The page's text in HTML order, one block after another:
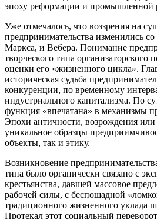
эпоху реформации и промышленной
Уже отмечалось, что воззрения на
предпринимательства изменились
Маркса, и Вебера. Понимание
творческого типа организаторского
оценки его «жизненного цикла».
историческая судьба
конкуренции, по временному
индустриального капитализма. По
функция «впечатана» в механизмы
Эпохи античности, возрождения
уникальное образцы
объекты, так и этику.
Возникновение
типа было органически связано с
крестьянства, давшей массовое
рабочей силы, с беспощадной
традиционного жизненного уклада
Протекал этот социальный